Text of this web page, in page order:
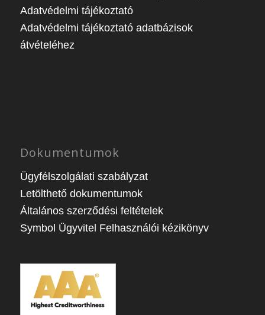
Adatvédelmi tájékoztató
Adatvédelmi tájékoztató adatbázisok
átvételéhez
Dokumentumok
Ügyfélszolgálati szabályzat
Letölthető dokumentumok
Általános szerződési feltételek
Symbol Ügyvitel Felhasználói kézikönyv